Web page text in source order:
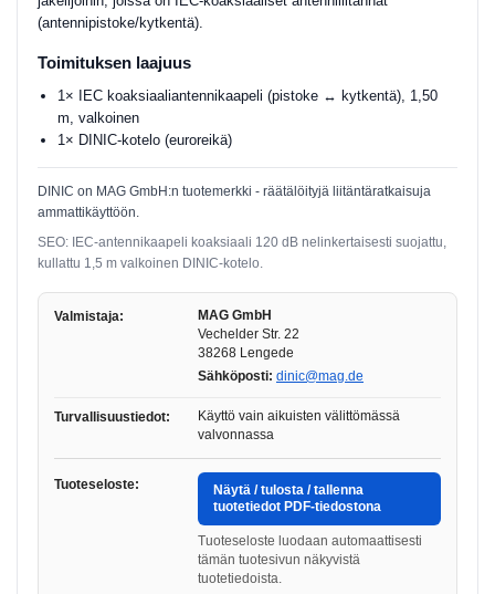
(antennipistoke/kytkentä).
Toimituksen laajuus
1× IEC koaksiaaliantennikaapeli (pistoke ↔ kytkentä), 1,50
m, valkoinen
1× DINIC-kotelo (euroreikä)
DINIC on MAG GmbH:n tuotemerkki - räätälöityjä liitäntäratkaisuja
ammattikäyttöön.
SEO: IEC-antennikaapeli koaksiaali 120 dB nelinkertaisesti suojattu,
kullattu 1,5 m valkoinen DINIC-kotelo.
Valmistaja:
MAG GmbH
Vechelder Str. 22
38268 Lengede
Sähköposti: dinic@mag.de
Turvallisuustiedot:
Käyttö vain aikuisten välittömässä
valvonnassa
Tuoteseloste:
Näytä / tulosta / tallenna
tuotetiedot PDF-tiedostona
Tuoteseloste luodaan automaattisesti
tämän tuotesivun näkyvistä
tuotetiedoista.